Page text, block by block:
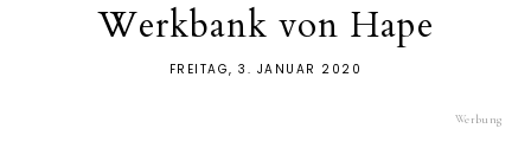
Werkbank von Hape
FREITAG, 3. JANUAR 2020
Werbung